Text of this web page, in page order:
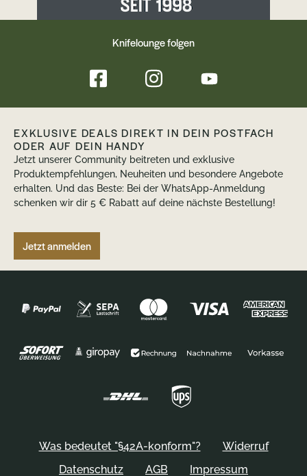
Knifelounge folgen
EXKLUSIVE DEALS DIREKT IN DEIN POSTFACH
ODER AUF DEIN HANDY
Jetzt unserer Community beitreten und exklusive
Produktempfehlungen, Neuheiten und besondere Angebote
erhalten. Und das Beste: Bei der WhatsApp-Anmeldung
schenken wir dir 5 € Rabatt auf deine nächste Bestellung!
Jetzt anmelden
Was bedeutet "§42A-konform"?
Widerruf
Datenschutz
AGB Impressum